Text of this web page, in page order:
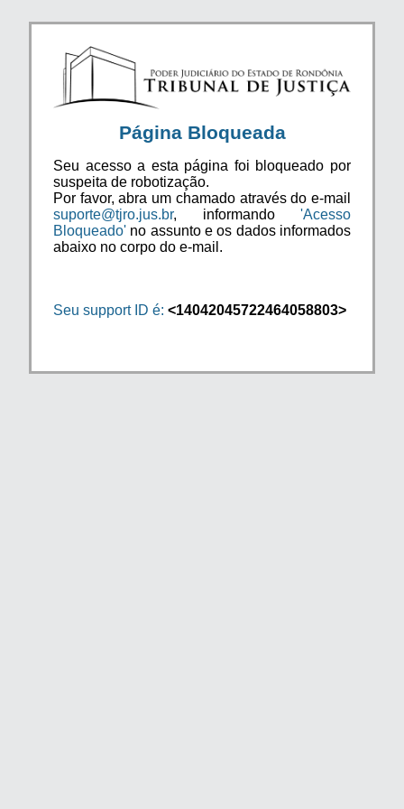
Página Bloqueada
Seu acesso a esta página foi bloqueado por
suspeita de robotização.
Por favor, abra um chamado através do e-mail
suporte@tjro.jus.br, informando 'Acesso
Bloqueado' no assunto e os dados informados
abaixo no corpo do e-mail.
Seu support ID é: <14042045722464058803>